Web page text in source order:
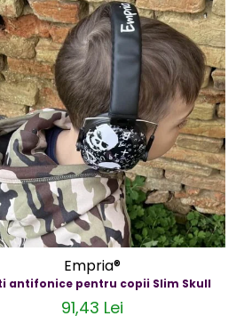
Empria®
antifonice pentru copii Slim Skull
91,43 Lei